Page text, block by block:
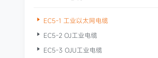
 EC5-1 工业以太网电缆
 EC5-2 OJ工业电缆
 EC5-3 OJU工业电缆